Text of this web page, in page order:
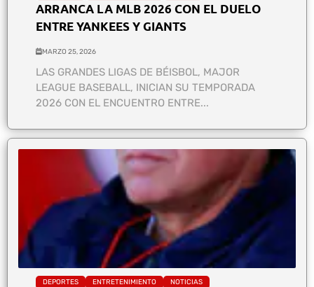
ARRANCA LA MLB 2026 CON EL DUELO
ENTRE YANKEES Y GIANTS
MARZO 25, 2026
LAS GRANDES LIGAS DE BÉISBOL, MAJOR
LEAGUE BASEBALL, INICIAN SU TEMPORADA
2026 CON EL ENCUENTRO ENTRE...
DEPORTES ENTRETENIMIENTO NOTICIAS